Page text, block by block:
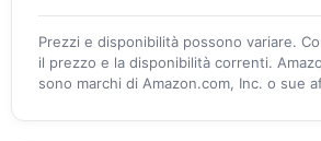
Prezzi e disponibilità possono variare.
il prezzo e la disponibilità correnti.
sono marchi di Amazon.com, Inc. o sue